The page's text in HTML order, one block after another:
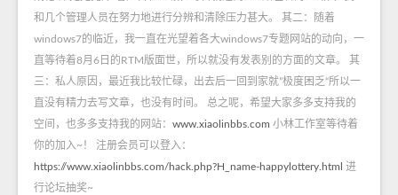
和几个管理人员在努力地进行分辨和清除压力甚大。 其二：随着
windows7的临近，我一直在光望着各大windows7专题网站的动向，一
直等待着8月6日的RTM版面世，所以就没有发表别的方面的文章。 其
三：私人原因，最近我比较忙碌，出去后一回到家就”极度困乏“所以一
直没有精力去写文章，也没有时间。 总之呢，希望大家多多支持我的
空间，也多多支持我的网站： www.xiaolinbbs.com 小林工作室等待着
你的加入~！ 注册会员可以登入：
https://www.xiaolinbbs.com/hack.php?H_name-happylottery.html 进
行论坛抽奖~